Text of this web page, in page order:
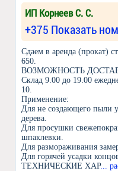
ИП Корнеев С. С.
+375 Показать
Сдаем в аренда (прокат)
650.
ВОЗМОЖНОСТЬ
Склад 9.00 до 19.00
10.
Применение:
Для не создающего пыли
дерева.
Для просушки
шпаклевки.
Для размораживания
Для горячей усадки
ТЕХНИЧЕСКИЕ ХАР...